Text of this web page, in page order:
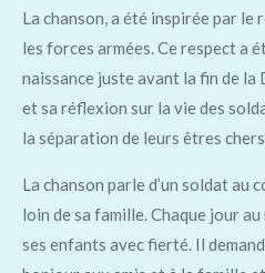
La chanson, a été inspirée par
les forces armées. Ce respect a
naissance juste avant la fin de
et sa réflexion sur la vie des
la séparation de leurs êtres
La chanson parle d’un soldat au
loin de sa famille. Chaque jour
ses enfants avec fierté. Il